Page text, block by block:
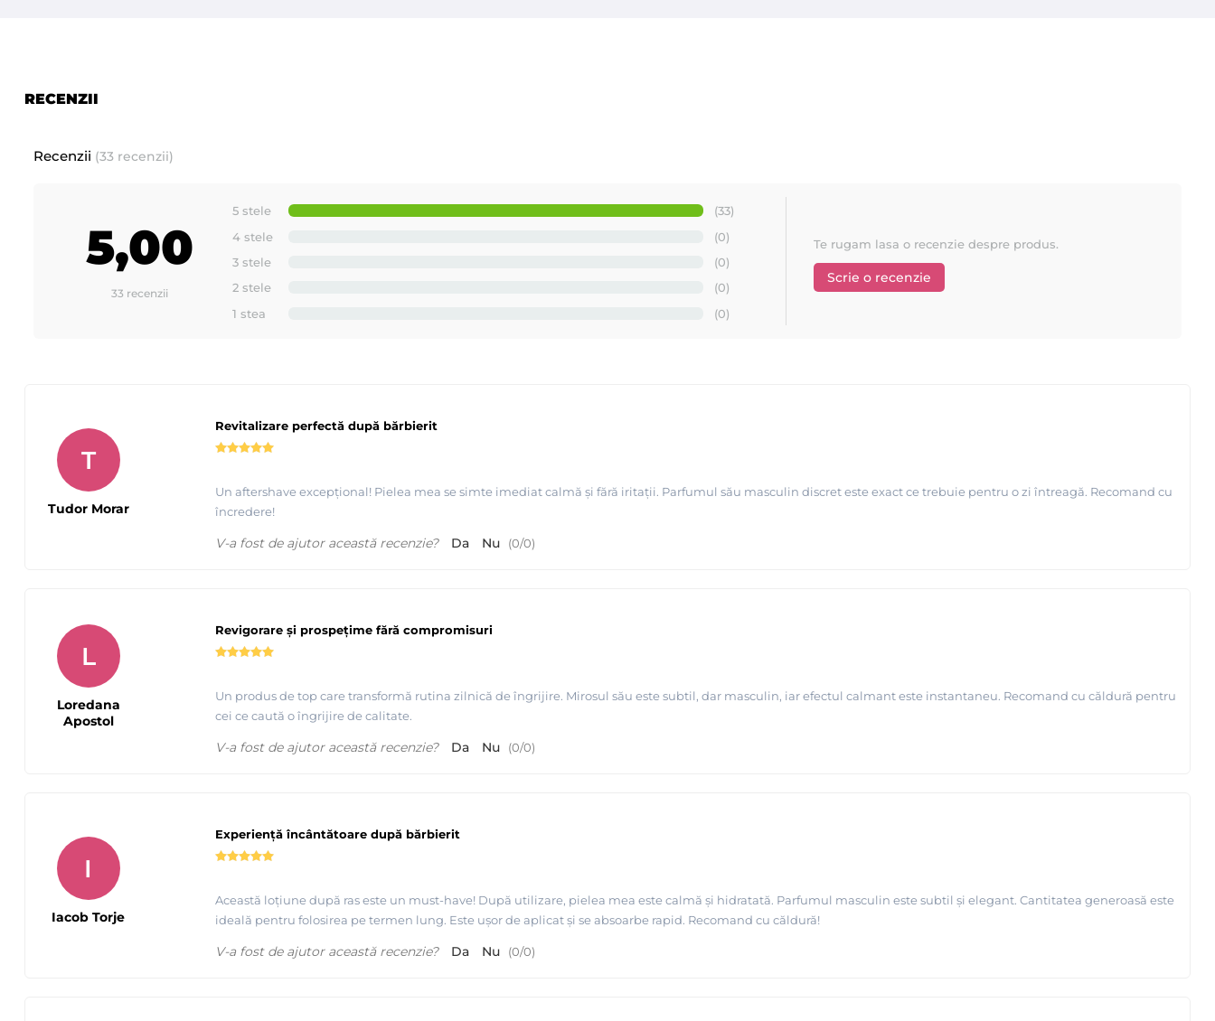
RECENZII
Recenzii (33 recenzii)
5,00
33 recenzii
5 stele
(33)
4 stele
(0)
3 stele
(0)
2 stele
(0)
1 stea
(0)
Te rugam lasa o recenzie despre produs.
Scrie o recenzie
Revitalizare perfectă după bărbierit
Un aftershave excepțional! Pielea mea se simte imediat calmă și fără iritații. Parfumul său masculin discret este exact ce trebuie pentru o zi întreagă. Recomand cu
încredere!
T
Tudor Morar
V-a fost de ajutor această recenzie? Da Nu (0/0)
Revigorare și prospețime fără compromisuri
Un produs de top care transformă rutina zilnică de îngrijire. Mirosul său este subtil, dar masculin, iar efectul calmant este instantaneu. Recomand cu căldură pentru
cei ce caută o îngrijire de calitate.
L
Loredana
Apostol
V-a fost de ajutor această recenzie?
Da Nu (0/0)
Experiență încântătoare după bărbierit
Această loțiune după ras este un must-have! După utilizare, pielea mea este calmă și hidratată. Parfumul masculin este subtil și elegant. Cantitatea generoasă este
ideală pentru folosirea pe termen lung. Este ușor de aplicat și se absoarbe rapid. Recomand cu căldură!
I
Iacob Torje
V-a fost de ajutor această recenzie? Da Nu (0/0)